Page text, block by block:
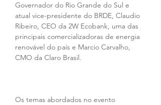
Governador do Rio Grande do Sul e
atual vice-presidente do BRDE, Claudio
Ribeiro, CEO da 2W Ecobank, uma das
principais comercializadoras de energia
renovável do país e Marcio Carvalho,
CMO da Claro Brasil.
Os temas abordados no evento